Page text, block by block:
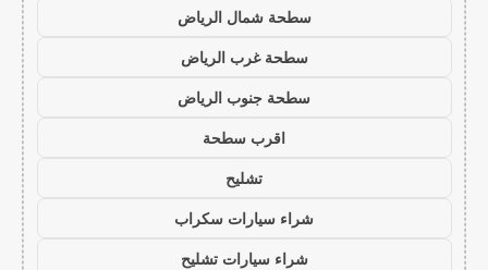
سطحة شمال الرياض
سطحة غرب الرياض
سطحة جنوب الرياض
اقرب سطحة
تشليح
شراء سيارات سكراب
شراء سيارات تشليح